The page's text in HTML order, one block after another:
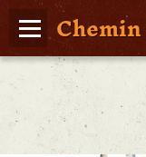
Page d'accueil
Agenda
Album Photos